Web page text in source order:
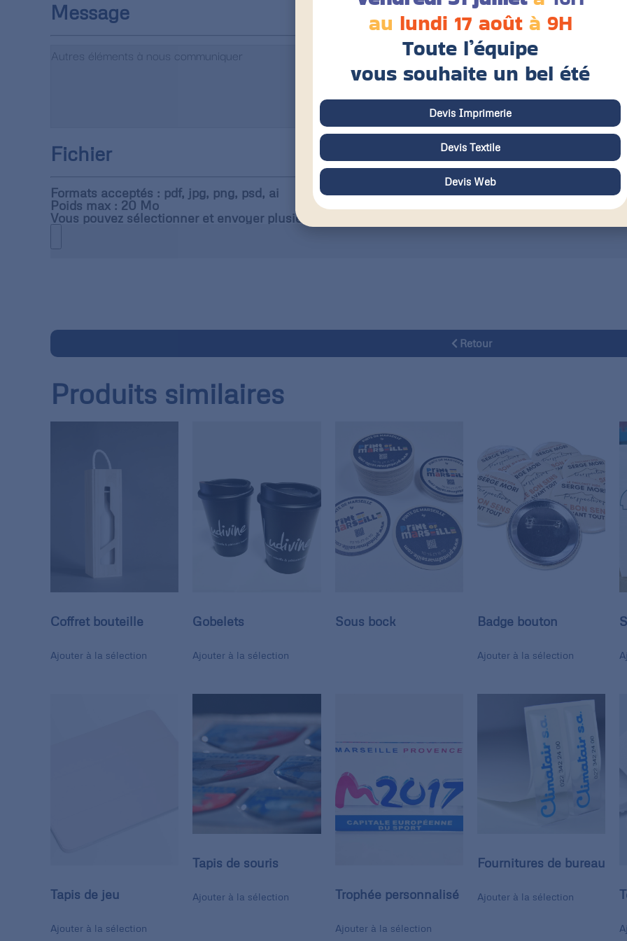
Message
Fichier
Formats acceptés : pdf, jpg, png, psd, ai
Poids max : 20 Mo
Vous pouvez sélectionner et envoyer plusieurs fichiers
Retour
Produits similaires
Coffret bouteille
Ajouter à la sélection
Gobelets
Ajouter à la sélection
Sous bock Badge bouton
Ajouter à la sélection
Tapis de jeu
Ajouter à la sélection
Tapis de souris
Ajouter à la sélection Trophée personnalisé
Ajouter à la sélection
Fournitures de bureau
Ajouter à la sélection
au lundi 17 aoûtà 9H
Toute l’équipe
vous souhaite un bel été
Devis Imprimerie
Devis Textile
Devis Web